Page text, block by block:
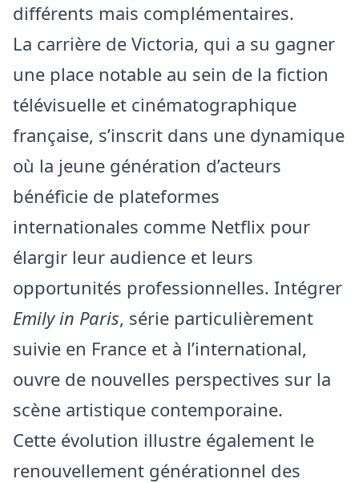
différents mais complémentaires.
La carrière de Victoria, qui a su gagner
une place notable au sein de la fiction
télévisuelle et cinématographique
française, s’inscrit dans une dynamique
où la jeune génération d’acteurs
bénéficie de plateformes
internationales comme Netflix pour
élargir leur audience et leurs
opportunités professionnelles. Intégrer
Emily in Paris, série particulièrement
suivie en France et à l’international,
ouvre de nouvelles perspectives sur la
scène artistique contemporaine.
Cette évolution illustre également le
renouvellement générationnel des